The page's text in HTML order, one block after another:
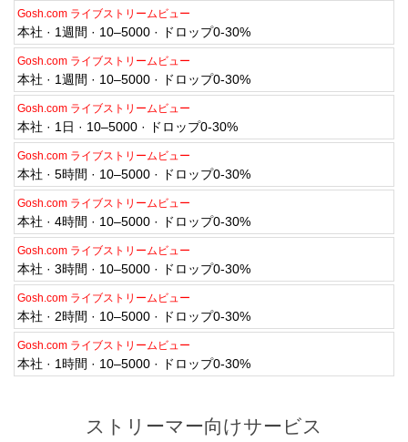
Gosh.com ライブストリームビュー
本社 · 1週間 · 10–5000 · ドロップ0-30%
Gosh.com ライブストリームビュー
本社 · 1週間 · 10–5000 · ドロップ0-30%
Gosh.com ライブストリームビュー
本社 · 1日 · 10–5000 · ドロップ0-30%
Gosh.com ライブストリームビュー
本社 · 5時間 · 10–5000 · ドロップ0-30%
Gosh.com ライブストリームビュー
本社 · 4時間 · 10–5000 · ドロップ0-30%
Gosh.com ライブストリームビュー
本社 · 3時間 · 10–5000 · ドロップ0-30%
Gosh.com ライブストリームビュー
本社 · 2時間 · 10–5000 · ドロップ0-30%
Gosh.com ライブストリームビュー
本社 · 1時間 · 10–5000 · ドロップ0-30%
ストリーマー向けサービス